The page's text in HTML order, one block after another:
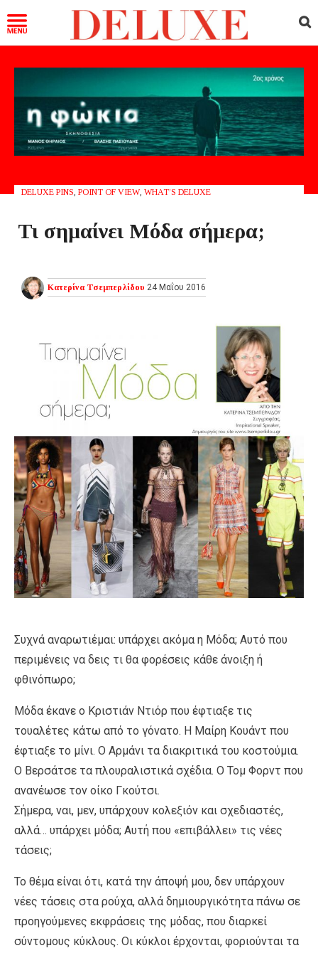
DELUXE PINS POINT OF VIEW, WHAT’S DELUXE
Τι σημαίνει Μόδα σήμερα;
Κατερίνα Τσεμπερλίδου 24 Μαΐου 2016
Συχνά αναρωτιέμαι: υπάρχει ακόμα η Μόδα; Αυτό που
περιμένεις να δεις τι θα φορέσεις κάθε άνοιξη ή
φθινόπωρο;
Μόδα έκανε ο Κριστιάν Ντιόρ που έφτιαξε τις
τουαλέτες κάτω από το γόνατο. Η Μαίρη Κουάντ που
έφτιαξε το μίνι. Ο Αρμάνι τα διακριτικά του κοστούμια.
Ο Βερσάτσε τα πλουραλιστικά σχέδια. Ο Τομ Φορντ που
ανανέωσε τον οίκο Γκούτσι.
Σήμερα, ναι, μεν, υπάρχουν κολεξιόν και σχεδιαστές,
αλλά… υπάρχει μόδα; Αυτή που «επιβάλλει» τις νέες
τάσεις;
Το θέμα είναι ότι, κατά την άποψή μου, δεν υπάρχουν
νέες τάσεις στα ρούχα, αλλά δημιουργικότητα πάνω σε
προηγούμενες εκφράσεις της μόδας, που διαρκεί
σύντομους κύκλους. Οι κύκλοι έρχονται, φοριούνται τα